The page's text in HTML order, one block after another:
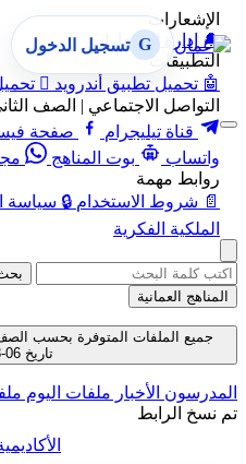
الإشعارات
🔔 إدارة الإشعارات
التطبيقات
🤖 تحميل تطبيق أندرويد 
التواصل الاجتماعي | الصف
قناة تيليجرام
صفحة
واتساب
بوت المناهج
روابط مهمة
📄 شروط الاستخدام 🔒 سياسة
الملكية الفكرية
G تسجيل الدخول
المناهج العمانية
جميع الملفات المتوفرة بحسب
تاريخ 06-08-2026
المدرسون الأخبار ملفات اليوم
تم نسخ الرابط